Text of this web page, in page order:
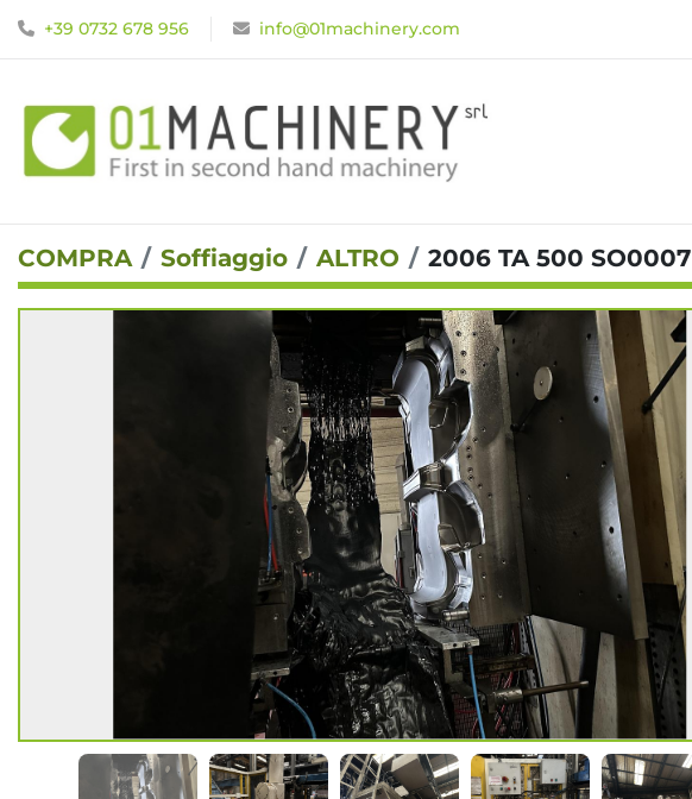
+39 0732 678 956 info@01machinery.com
COMPRA Soffiaggio ALTRO 2006 TA 500 SO0007